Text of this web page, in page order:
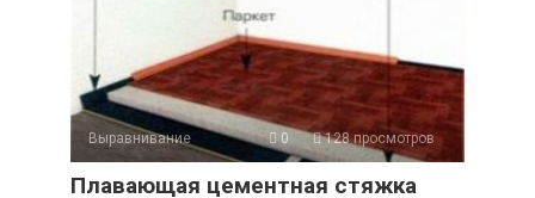
Выравнивание 0 128 просмотров
Плавающая цементная стяжка